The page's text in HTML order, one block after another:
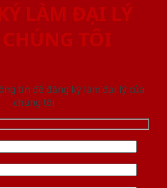
LÀM ĐẠI LÝ
TÔI
tin để đăng ký làm đại lý của
chúng tôi